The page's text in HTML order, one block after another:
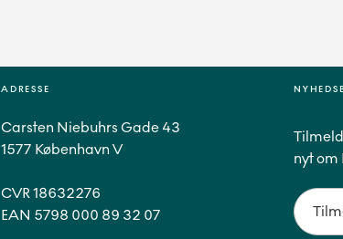
ADRESSE
Carsten Niebuhrs Gade 43
1577 København V
CVR 18632276
EAN 5798 000 89 32 07
nyt om